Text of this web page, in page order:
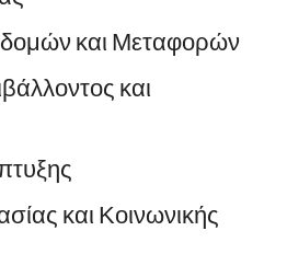
και Μεταφορών
και
και Κοινωνικής